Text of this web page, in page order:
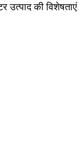
उत्पाद की विशेषताएं